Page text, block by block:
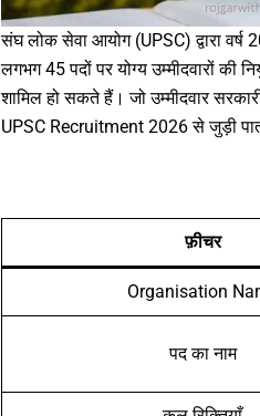
संघ लोक सेवा आयोग (UPSC) द्वारा वर्ष
लगभग 45 पदों पर योग्य उम्मीदवारों की
शामिल हो सकते हैं। जो उम्मीदवार
UPSC Recruitment 2026 से जुड़ी
फ़ीचर
Organisation
पद का नाम